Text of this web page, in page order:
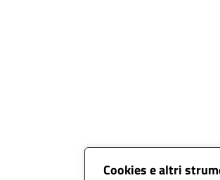
Cookies e altri